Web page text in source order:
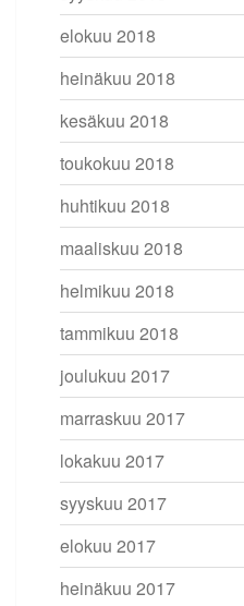
elokuu 2018
heinäkuu 2018
kesäkuu 2018
toukokuu 2018
huhtikuu 2018
maaliskuu 2018
helmikuu 2018
tammikuu 2018
joulukuu 2017
marraskuu 2017
lokakuu 2017
syyskuu 2017
elokuu 2017
heinäkuu 2017